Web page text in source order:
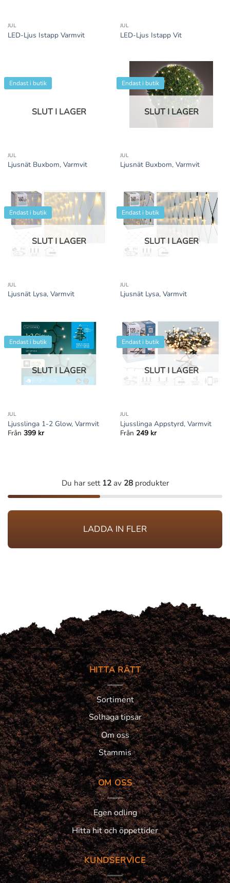
JUL
LED-Ljus Istapp Varmvit
JUL
LED-Ljus Istapp Vit
Endast i butik
SLUT I LAGER
JUL
Ljusnät Buxbom, Varmvit
Endast i butik
SLUT I LAGER
JUL
Ljusnät Buxbom, Varmvit
Endast i butik
SLUT I LAGER
JUL
Ljusnät Lysa, Varmvit
Endast i butik
SLUT I LAGER
JUL
Ljusnät Lysa, Varmvit
Endast i butik
SLUT I LAGER
JUL
Ljusslinga 1-2 Glow, Varmvit
Från 399 kr
Endast i butik
SLUT I LAGER
JUL
Ljusslinga Appstyrd, Varmvit
Från 249 kr
Du har sett 12av 28produkter
LADDA IN FLER
HITTA RÄTT
Sortiment
Solhaga tipsar
Om oss
Stammis
OM OSS
Egen odling
Hitta hit och öppettider
KUNDSERVICE